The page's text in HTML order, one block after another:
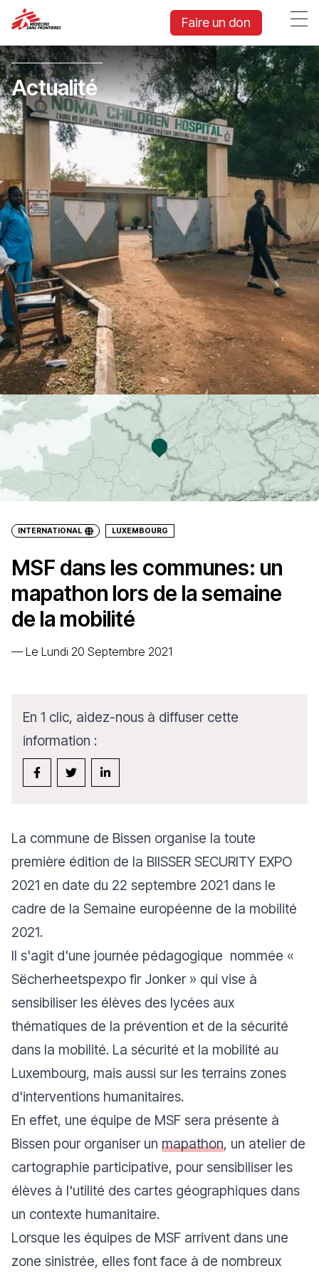
Faire un don
Actualité
INTERNATIONAL LUXEMBOURG
MSF dans les communes: un
mapathon lors de la semaine
de la mobilité
— Le Lundi 20 Septembre 2021
En 1 clic, aidez-nous à diffuser cette
information :
La commune de Bissen organise la toute
première édition de la BIISSER SECURITY EXPO
2021 en date du 22 septembre 2021 dans le
cadre de la Semaine européenne de la mobilité
2021.
Il s'agit d'une journée pédagogique nommée «
Sëcherheetspexpo fir Jonker» qui vise à
sensibiliser les élèves des lycées aux
thématiques de la prévention et de la sécurité
dans la mobilité. La sécurité et la mobilité au
Luxembourg, mais aussi sur les terrains zones
d'interventions humanitaires.
En effet, une équipe de MSF sera présente à
Bissen pour organiser un mapathon, un atelier de
cartographie participative, pour sensibiliser les
élèves à l'utilité des cartes géographiques dans
un contexte humanitaire.
Lorsque les équipes de MSF arrivent dans une
zone sinistrée, elles font face à de nombreux